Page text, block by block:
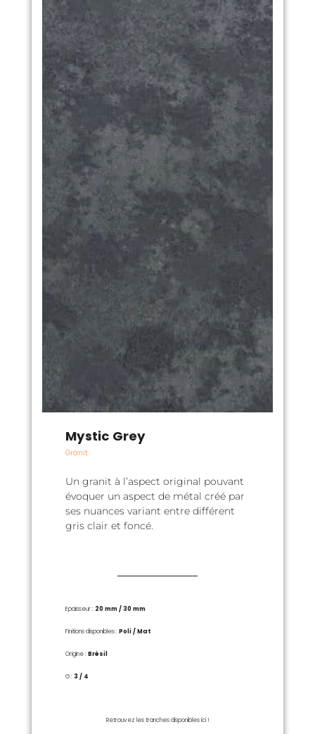
Mystic Grey
Granit
Un granit à l’aspect original pouvant
évoquer un aspect de métal créé par
ses nuances variant entre différent
gris clair et foncé.
Epaisseur : 20 mm /30 mm
Finitions disponibles : Poli /Mat
Origine : Brésil
G : 3 / 4
Retrouvez les tranches disponibles ici !